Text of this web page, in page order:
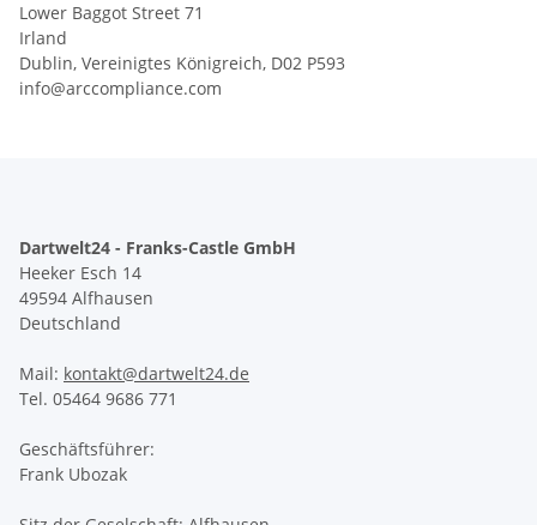
Lower Baggot Street 71
Irland
Dublin, Vereinigtes Königreich, D02 P593
info@arccompliance.com
Dartwelt24 - Franks-Castle GmbH
Heeker Esch 14
49594 Alfhausen
Deutschland
Mail: kontakt@dartwelt24.de
Tel. 05464 9686 771
Geschäftsführer:
Frank Ubozak